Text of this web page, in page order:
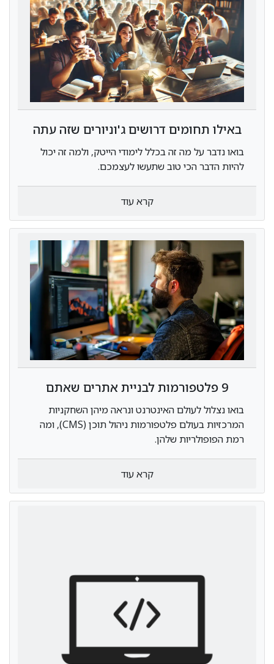
באילו תחומים דרושים ג'וניורים שזה עתה
סיימו לימודי הייטק?
בואו נדבר על מה זה בכלל לימודי הייטק, ולמה זה יכול
להיות הדבר הכי טוב שתעשו לעצמכם.
קרא עוד
9 פלטפורמות לבניית אתרים שאתם
בואו נצלול לעולם האינטרנט ונראה מיהן השחקניות
המרכזיות בעולם פלטפורמות ניהול תוכן (CMS), ומה
רמת הפופולריות שלהן.
קרא עוד